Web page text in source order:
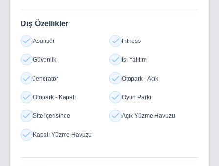
Dış Özellikler
Asansör Fitness
Güvenlik Isı Yalıtım
Jeneratör Otopark - Açık
Otopark - Kapalı Oyun Parkı
Site içerisinde Açık Yüzme Havuzu
Kapalı Yüzme Havuzu